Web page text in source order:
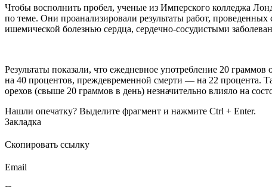
Чтобы восполнить пробел, ученые из Имперского колледжа
по теме. Они проанализировали результаты работ,
ишемической болезнью сердца, сердечно-сосудистыми
Результаты показали, что ежедневное употребление 20
на 40 процентов, преждевременной смерти — на 22 процента.
орехов (свыше 20 граммов в день) незначительно влияло на
Нашли опечатку? Выделите фрагмент и нажмите Ctrl + Enter.
Закладка
Скопировать ссылку
Email